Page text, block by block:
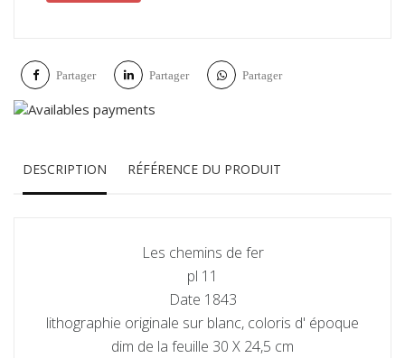
Partager Partager Partager
DESCRIPTION RÉFÉRENCE DU PRODUIT
Les chemins de fer
pl 11
Date 1843
lithographie originale sur blanc, coloris d' époque
dim de la feuille 30 X 24,5 cm